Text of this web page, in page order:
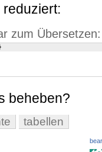
reduziert:
zum Übersetzen:
beheben?
tabellen